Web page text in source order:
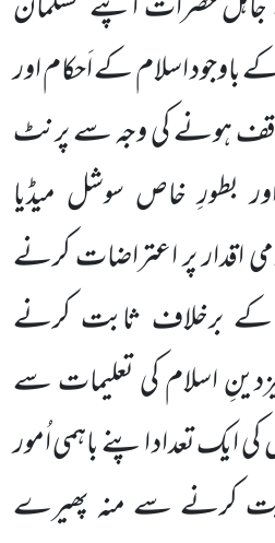
اسلام کے اَحکام اور
ہونے کی وجہ سے پرنٹ
بطورِ خاص سوشل میڈیا
اقدار پر اعتراضات کرنے
کے برخلاف ثابت کرنے
اسلام کی تعلیمات سے
کی ایک تعداد اپنے باہمی اُمور
کرنے سے منہ پھیرے